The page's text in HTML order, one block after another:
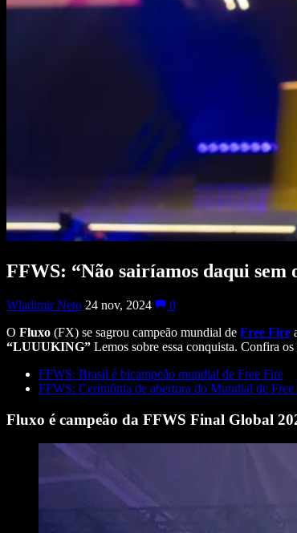
FFWS: “Não sairíamos daqui
Wladimir Neto 24 nov, 2024
0
O Fluxo (FX) se sagrou campeão mundial de Free Fire
“LUUUKING” Lemos sobre essa conquista. Confira os
FFWS: Brasil é bicampeão mundial de Free Fire
FFWS: Cerimônia de abertura do Mundial de
Fluxo é campeão da FFWS Final Global